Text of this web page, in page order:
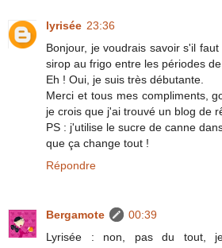
lyrisée 23:36
Bonjour, je voudrais savoir s'il
sirop au frigo entre les périodes
Eh ! Oui, je suis très débutante.
Merci et tous mes compliments,
je crois que j'ai trouvé un blog de
PS : j'utilise le sucre de canne
que ça change tout !
Répondre
Bergamote
00:39
Lyrisée : non, pas du tout,